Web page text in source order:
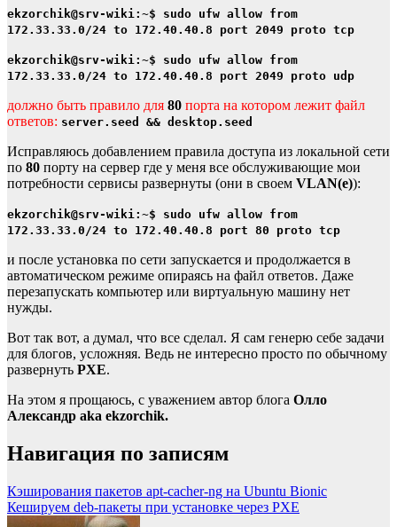
ekzorchik@srv-wiki:~$ sudo ufw allow from
172.33.33.0/24 to 172.40.40.8 port 2049 proto tcp
ekzorchik@srv-wiki:~$ sudo ufw allow from
172.33.33.0/24 to 172.40.40.8 port 2049 proto udp
должно быть правило для 80 порта на котором лежит файл
ответов: server.seed && desktop.seed
Исправляюсь добавлением правила доступа из локальной сети
по 80 порту на сервер где у меня все обслуживающие мои
потребности сервисы развернуты (они в своем VLAN(е)):
ekzorchik@srv-wiki:~$ sudo ufw allow from
172.33.33.0/24 to 172.40.40.8 port 80 proto tcp
и после установка по сети запускается и продолжается в
автоматическом режиме опираясь на файл ответов. Даже
перезапускать компьютер или виртуальную машину нет
нужды.
Вот так вот, а думал, что все сделал. Я сам генерю себе задачи
для блогов, усложняя. Ведь не интересно просто по обычному
развернуть PXE.
На этом я прощаюсь, с уважением автор блога Олло
Александр aka ekzorchik.
Навигация по записям
Кэширования пакетов apt-cacher-ng на Ubuntu Bionic
Кешируем deb-пакеты при установке через PXE